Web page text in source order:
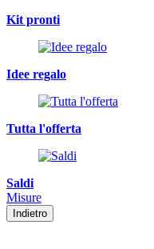
Kit pronti
Idee regalo
Tutta l'offerta
Saldi
Misure
Indietro